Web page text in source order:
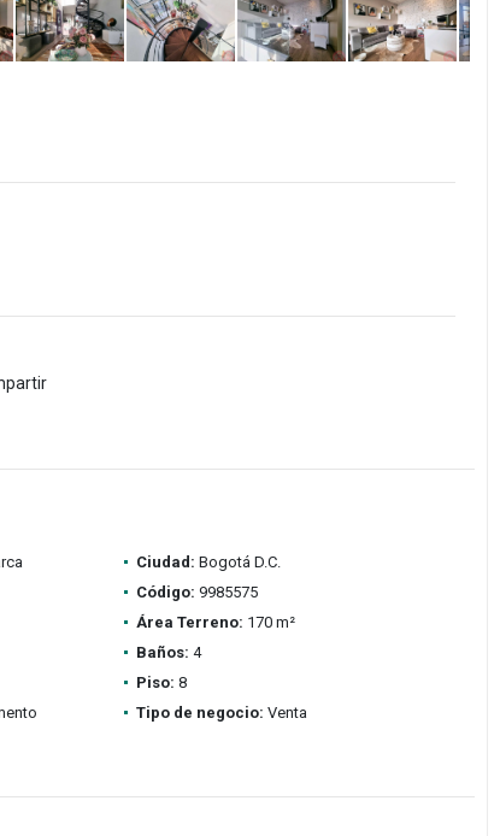
Ciudad: Bogotá D.C.
Código: 9985575
Área Terreno: 170 m²
Baños: 4
Piso: 8
Tipo de negocio: Venta